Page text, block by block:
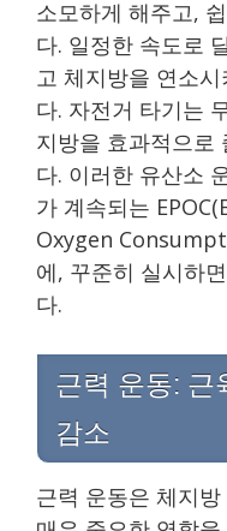
소모하게 해주고,
다. 일정한 속도로
고 체지방을 연소
다. 자전거 타기는
지방을 효과적으로
다. 이러한 유산소
가 계속되는
Oxygen
에, 꾸준히 실시하
다.
근력 운동: 근
감소
근력 운동은 체지